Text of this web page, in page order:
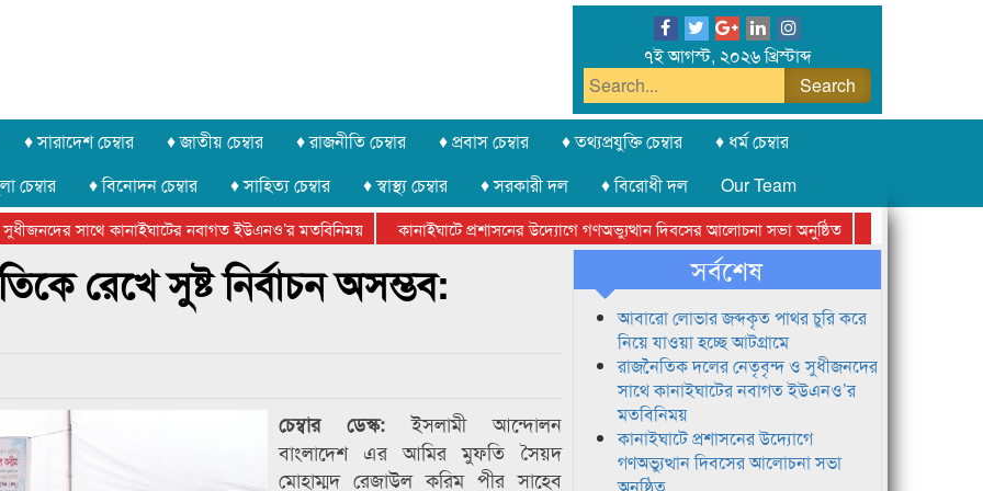
৭ই আগস্ট, ২০২৬ খ্রিস্টাব্দ
♦ সারাদেশ চেম্বার ♦ জাতীয় চেম্বার ♦ রাজনীতি চেম্বার ♦ প্রবাস চেম্বার ♦ তথ্যপ্রযুক্তি চেম্বার
♦ ধর্ম চেম্বার
চেম্বার ♦ বিনোদন চেম্বার ♦ সাহিত্য চেম্বার ♦ স্বাস্থ্য চেম্বার ♦ সরকারী দল ♦ বিরোধী দল
Our Team
সাথে কানাইঘাটের নবাগত ইউএনও’র মতবিনিময় কানাইঘাটে প্রশাসনের উদ্যোগে গণঅভ্যুত্থান দিবসের আলোচনা সভা অনুষ্ঠিত
সিলেট অনলাইন
ফেডারেশানের বিভাগীয় অভিনয় কর্মশালা সম্পন্ন
রেখে সুষ্ট নির্বাচন অসম্ভব:
চেম্বার ডেস্ক:ইসলামী আন্দোলন
বাংলাদেশ এর আমির মুফতি সৈয়দ
মোহাম্মদ রেজাউল করিম পীর সাহেব
সর্বশেষ
আবারো লোভার জব্দকৃত পাথর চুরি করে
নিয়ে যাওয়া হচ্ছে আটগ্রামে
রাজনৈতিক দলের নেতৃবৃন্দ ও সুধীজনদের
সাথে কানাইঘাটের নবাগত ইউএনও’র
মতবিনিময়
কানাইঘাটে প্রশাসনের উদ্যোগে
গণঅভ্যুত্থান দিবসের আলোচনা সভা